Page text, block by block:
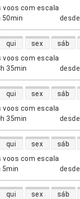
voos com escala
50min desde
voos com escala
35min
qui sex sáb
desde
voos com escala
35min
qui sex sáb
desde
voos com escala
5min
qui sex sáb
desde
qui sex sáb